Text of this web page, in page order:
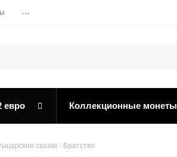
...
евро Коллекционные
сказки - Братство